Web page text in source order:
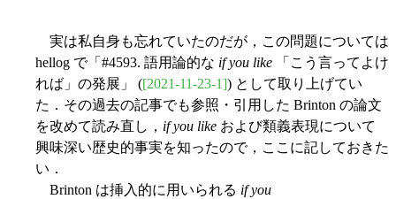
実は私自身も忘れていたのだが，この問題については
hellog で「#4593. 語用論的な if you like 「こう言ってよけ
れば」の発展」 ([2021-11-23-1]) として取り上げてい
た．その過去の記事でも参照・引用した Brinton の論文
を改めて読み直し， if you like および類義表現について
興味深い歴史的事実を知ったので，ここに記しておきた
い．
Brinton は挿入的に用いられる if you